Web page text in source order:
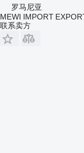
罗马尼亚
MEWI IMPORT
联系卖方